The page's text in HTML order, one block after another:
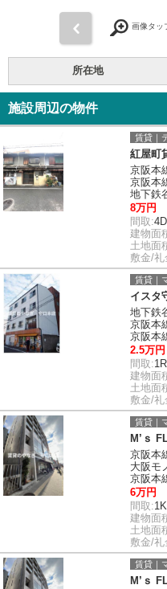
画像タッ
所在地
施設周辺の物件
賃貸｜
紅屋町
京阪本
京阪本
地下鉄
8万円
間取:
建物面
土地面
敷金/礼
賃貸｜
イスタ
地下鉄
京阪本
京阪本
2.5万円
間取:1R
建物面
土地面
敷金/礼
賃貸｜
M’ｓ
京阪本
大阪モ
京阪本
6万円
間取:1K
建物面
土地面
敷金/礼
賃貸｜
M’ｓ